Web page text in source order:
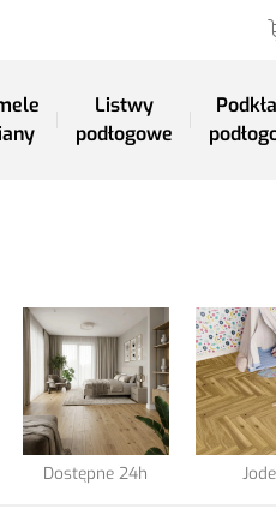
Listwy
podłogowe
Dostępne 24h